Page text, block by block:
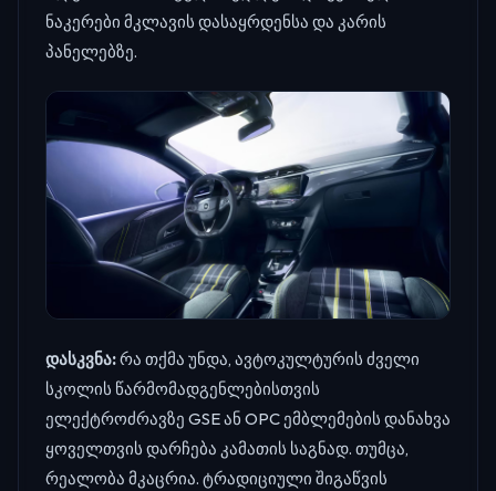
ნაკერები მკლავის დასაყრდენსა და კარის
პანელებზე.
დასკვნა:რა თქმა უნდა, ავტოკულტურის ძველი
სკოლის წარმომადგენლებისთვის
ელექტროძრავზე GSE ან OPC ემბლემების დანახვა
ყოველთვის დარჩება კამათის საგნად. თუმცა,
რეალობა მკაცრია. ტრადიციული შიგაწვის